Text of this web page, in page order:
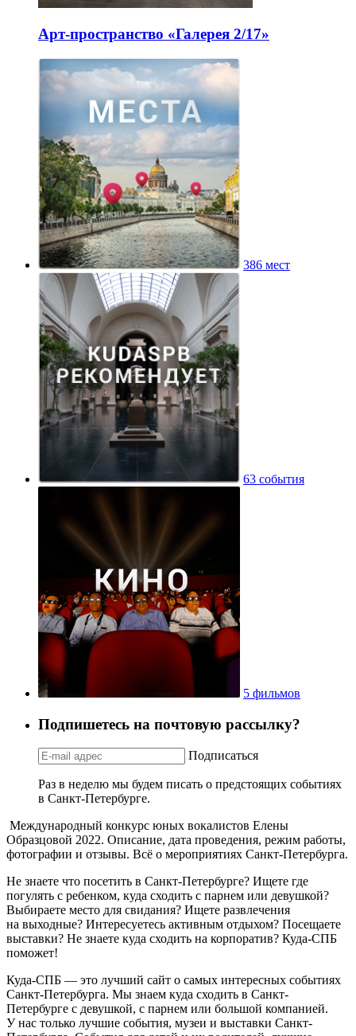
Арт-пространство «Галерея 2/17»
386 мест
63 события
5 фильмов
Подпишетесь на почтовую рассылку?
Подписаться
Раз в неделю мы будем писать о предстоящих событиях
в Санкт-Петербурге.
Международный конкурс юных вокалистов Елены
Образцовой 2022. Описание, дата проведения, режим работы,
фотографии и отзывы. Всё о мероприятиях Санкт-Петербурга.
Не знаете что посетить в Санкт-Петербурге? Ищете где
погулять с ребенком, куда сходить с парнем или девушкой?
Выбираете место для свидания? Ищете развлечения
на выходные? Интересуетесь активным отдыхом? Посещаете
выставки? Не знаете куда сходить на корпоратив? Куда-СПБ
поможет!
Куда-СПБ — это лучший сайт о самых интересных событиях
Санкт-Петербурга. Мы знаем куда сходить в Санкт-
Петербурге с девушкой, с парнем или большой компанией.
У нас только лучшие события, музеи и выставки Санкт-